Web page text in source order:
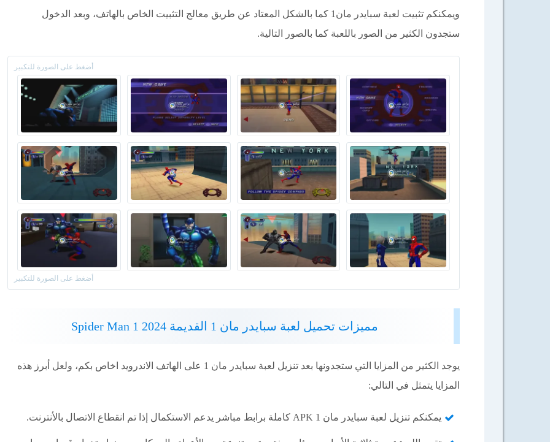
ويمكنكم تثبيت لعبة سبايدر مان1 كما بالشكل المعتاد عن طريق معالج التثبيت الخاص بالهاتف، وبعد الدخول
ستجدون الكثير من الصور باللعبة كما بالصور التالية.
مميزات تحميل لعبة سبايدر مان 1 القديمة Spider Man 1 2024
يوجد الكثير من المزايا التي ستجدونها بعد تنزيل لعبة سبايدر مان 1 على الهاتف الاندرويد اخاص بكم، ولعل أبرز هذه
المزايا يتمثل في التالي:
يمكنكم تنزيل لعبة سبايدر مان 1 APK كاملة برابط مباشر يدعم الاستكمال إذا تم انقطاع الاتصال بالأنترنت.